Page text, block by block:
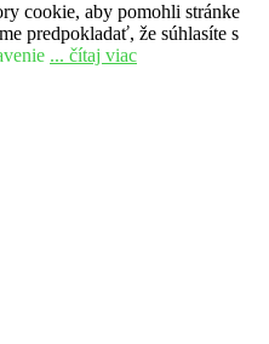
cookie, aby pomohli stránke
predpokladať, že súhlasíte s
... čítaj viac